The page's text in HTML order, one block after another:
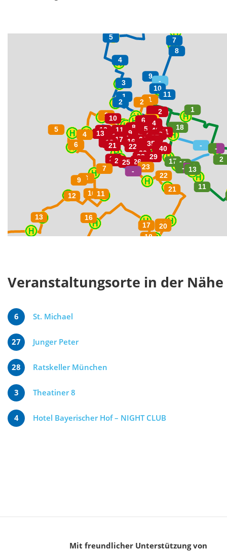
Veranstaltungsorte in der Nähe
6 St. Michael
27 Junger Peter
28 Ratskeller München
3 Theatiner 8
4 Hotel Bayerischer Hof – NIGHT CLUB
Mit freundlicher Unterstützung von